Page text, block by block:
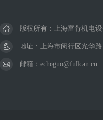
版权所有：上海富肯机电设
地址：上海市闵行区光华路
邮箱：echoguo@fullcan.cn